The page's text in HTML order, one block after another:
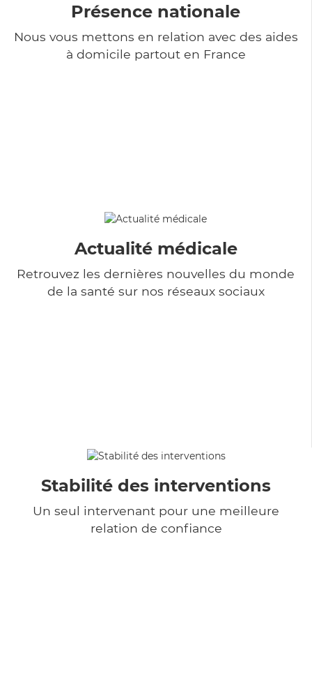
Présence nationale
Nous vous mettons en relation avec des aides
à domicile partout en France
Actualité médicale
Retrouvez les dernières nouvelles du monde
de la santé sur nos réseaux sociaux
Stabilité des interventions
Un seul intervenant pour une meilleure
relation de confiance